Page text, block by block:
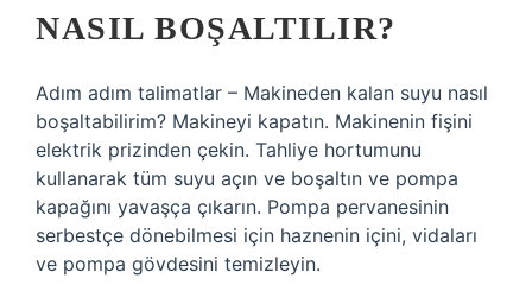
NASIL BOŞALTILIR?
Adım adım talimatlar – Makineden kalan suyu nasıl
boşaltabilirim? Makineyi kapatın. Makinenin fişini
elektrik prizinden çekin. Tahliye hortumunu
kullanarak tüm suyu açın ve boşaltın ve pompa
kapağını yavaşça çıkarın. Pompa pervanesinin
serbestçe dönebilmesi için haznenin içini, vidaları
ve pompa gövdesini temizleyin.